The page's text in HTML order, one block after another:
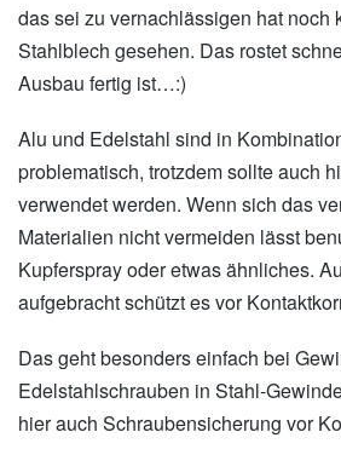
das sei zu vernachlässigen hat noch
Stahlblech gesehen. Das rostet
Ausbau fertig ist…:)
Alu und Edelstahl sind in
problematisch, trotzdem sollte auch
verwendet werden. Wenn sich das
Materialien nicht vermeiden lässt
Kupferspray oder etwas ähnliches.
aufgebracht schützt es vor
Das geht besonders einfach bei
Edelstahlschrauben in Stahl-
hier auch Schraubensicherung vor